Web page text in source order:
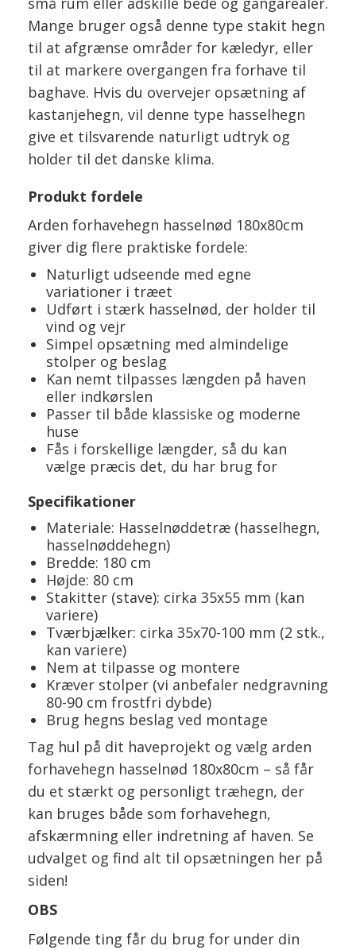
Mange bruger også denne type stakit hegn
til at afgrænse områder for kæledyr, eller
til at markere overgangen fra forhave til
baghave. Hvis du overvejer opsætning af
kastanjehegn, vil denne type hasselhegn
give et tilsvarende naturligt udtryk og
holder til det danske klima.
Produkt fordele
Arden forhavehegn hasselnød 180x80cm
giver dig flere praktiske fordele:
Naturligt udseende med egne
variationer i træet
Udført i stærk hasselnød, der holder til
vind og vejr
Simpel opsætning med almindelige
stolper og beslag
Kan nemt tilpasses længden på haven
eller indkørslen
Passer til både klassiske og moderne
huse
Fås i forskellige længder, så du kan
vælge præcis det, du har brug for
Specifikationer
Materiale: Hasselnøddetræ (hasselhegn,
hasselnøddehegn)
Bredde: 180 cm
Højde: 80 cm
Stakitter (stave): cirka 35x55 mm (kan
variere)
Tværbjælker: cirka 35x70-100 mm (2 stk.,
kan variere)
Nem at tilpasse og montere
Kræver stolper (vi anbefaler nedgravning
80-90 cm frostfri dybde)
Brug hegns beslag ved montage
Tag hul på dit haveprojekt og vælg arden
forhavehegn hasselnød 180x80cm – så får
du et stærkt og personligt træhegn, der
kan bruges både som forhavehegn,
afskærmning eller indretning af haven. Se
udvalget og find alt til opsætningen her på
siden!
OBS
Følgende ting får du brug for under din